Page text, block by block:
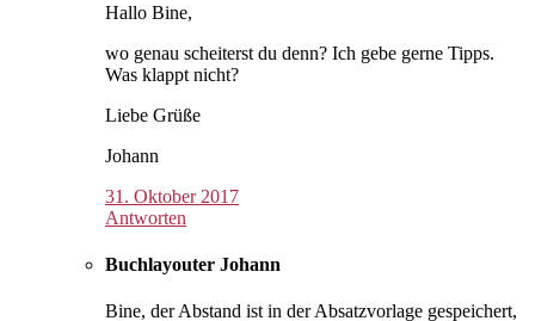
Hallo Bine,
wo genau scheiterst du denn? Ich gebe gerne Tipps.
Was klappt nicht?
Liebe Grüße
Johann
31. Oktober 2017
Antworten
Buchlayouter Johann
Bine, der Abstand ist in der Absatzvorlage gespeichert,